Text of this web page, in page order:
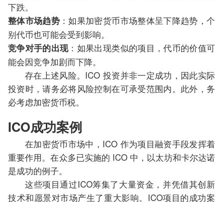
下跌。
整体市场趋势 ：如果加密货币市场整体呈下降趋势，个
别代币也可能会受到影响。
竞争对手的出现：如果出现类似的项目，代币的价值可
能会因竞争加剧而下降。
存在上述风险。ICO 投资并非一定成功，因此实际
投资时，请务必将风险控制在可承受范围内。此外，务
必考虑加密货币税。
ICO成功案例
在加密货币市场中，ICO 作为项目融资手段发挥着
重要作用。在众多已实施的 ICO 中，以太坊和卡尔达诺
是成功的例子。
这些项目通过ICO筹集了大量资金，并凭借其创新
技术和愿景对市场产生了重大影响。ICO项目的成功案